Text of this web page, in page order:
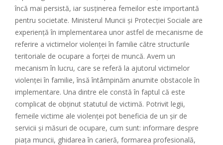
încă mai persistă, iar susținerea femeilor este importantă
pentru societate. Ministerul Muncii și Protecției Sociale are
experiență în implementarea unor astfel de mecanisme de
referire a victimelor violenței în familie către structurile
teritoriale de ocupare a forței de muncă. Avem un
mecanism în lucru, care se referă la ajutorul victimelor
violenței în familie, însă întâmpinăm anumite obstacole în
implementare. Una dintre ele constă în faptul că este
complicat de obținut statutul de victimă. Potrivit legii,
femeile victime ale violenței pot beneficia de un șir de
servicii și măsuri de ocupare, cum sunt: informare despre
piața muncii, ghidarea în carieră, formarea profesională,